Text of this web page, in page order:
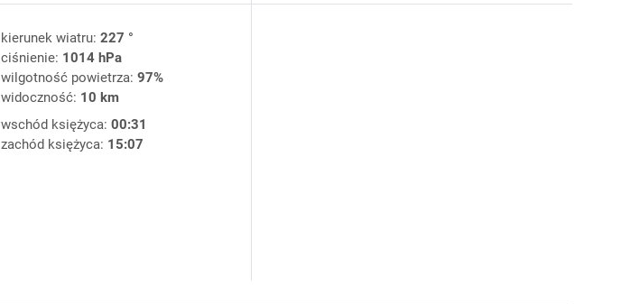
kierunek wiatru: 227 °
ciśnienie: 1014 hPa
wilgotność powietrza: 97%
widoczność: 10 km
wschód księżyca: 00:31
zachód księżyca: 15:07